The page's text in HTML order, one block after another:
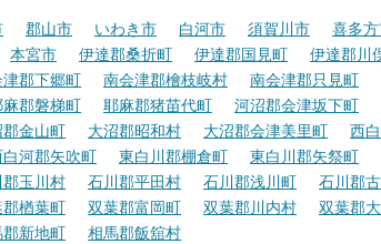
郡山市 いわき市 白河市 須賀川市 喜多
本宮市 伊達郡桑折町 伊達郡国見町 伊達郡川
津郡下郷町 南会津郡檜枝岐村 南会津郡只見町
麻郡磐梯町 耶麻郡猪苗代町 河沼郡会津坂下町
郡金山町 大沼郡昭和村 大沼郡会津美里町 西
白河郡矢吹町 東白川郡棚倉町 東白川郡矢祭町
郡玉川村 石川郡平田村 石川郡浅川町 石川郡
郡楢葉町 双葉郡富岡町 双葉郡川内村 双葉郡
郡新地町 相馬郡飯舘村